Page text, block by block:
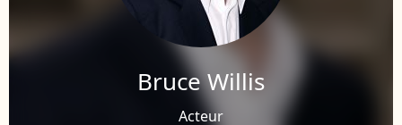
Bruce Willis
Acteur